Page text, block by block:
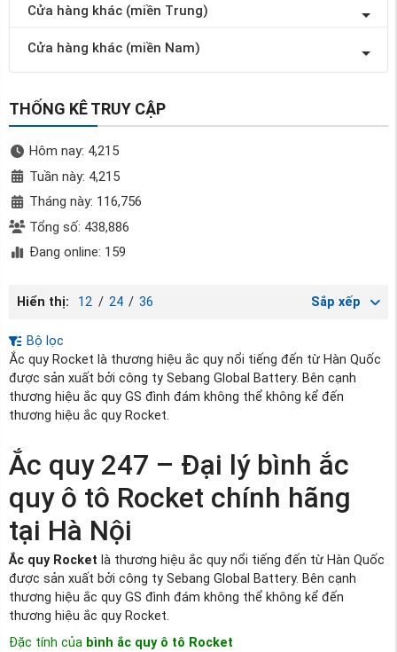
Cửa hàng khác (miền Trung)
Cửa hàng khác (miền Nam)
THỐNG KÊ TRUY CẬP
Hôm nay: 4,215
Tuần này: 4,215
Tháng này: 116,756
Tổng số: 438,886
Đang online: 159
Hiển thị: 12 / 24 / 36 Sắp xếp
Bộ lọc
Ắc quy Rocket là thương hiệu ắc quy nổi tiếng đến từ Hàn Quốc
được sản xuất bởi công ty Sebang Global Battery. Bên cạnh
thương hiệu ắc quy GS đình đám không thể không kể đến
thương hiệu ắc quy Rocket.
Ắc quy 247 – Đại lý bình ắc
quy ô tô Rocket chính hãng
tại Hà Nội
Ắc quy Rocket là thương hiệu ắc quy nổi tiếng đến từ Hàn Quốc
được sản xuất bởi công ty Sebang Global Battery. Bên cạnh
thương hiệu ắc quy GS đình đám không thể không kể đến
thương hiệu ắc quy Rocket.
Đặc tính của bình ắc quy ô tô Rocket